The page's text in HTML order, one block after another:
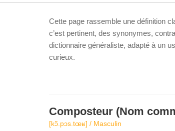
Cette page rassemble une définition
c’est pertinent, des synonymes,
dictionnaire généraliste, adapté à un
curieux.
Composteur (Nom
[kɔ̃.pɔs.tœʁ] / Masculin